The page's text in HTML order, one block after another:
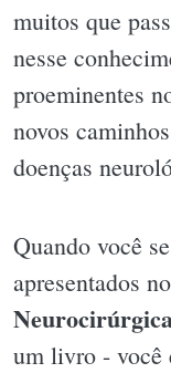
muitos que
nesse
proeminentes
novos
doenças
Quando você
apresentados no
um livro - você